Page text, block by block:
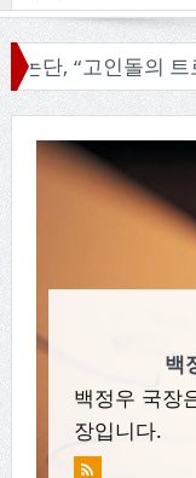
인돌의 트로트 세
백
백정우 국장
장입니다.